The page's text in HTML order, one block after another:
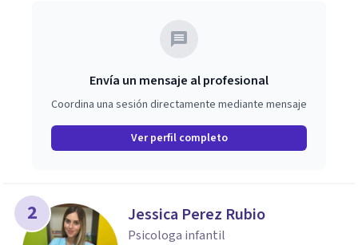
Envía un mensaje al profesional
Coordina una sesión directamente mediante mensaje
Ver perfil completo
2 Jessica Perez Rubio
Psicologa infantil